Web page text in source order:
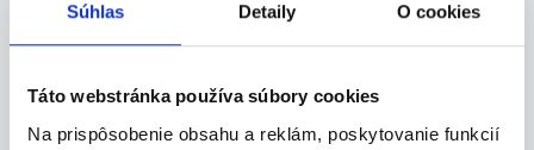
Súhlas Detaily O cookies
Táto webstránka používa súbory cookies
Na prispôsobenie obsahu a reklám, poskytovanie funkcií
Algarin Work s.r.o.